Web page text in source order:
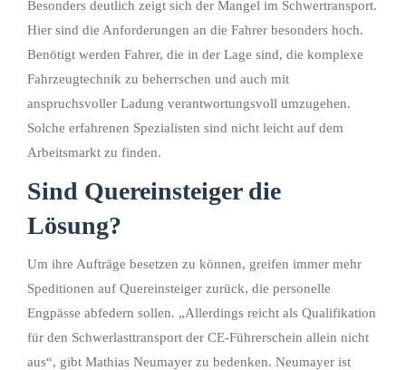
Besonders deutlich zeigt sich der Mangel im Schwertransport.
Hier sind die Anforderungen an die Fahrer besonders hoch.
Benötigt werden Fahrer, die in der Lage sind, die komplexe
Fahrzeugtechnik zu beherrschen und auch mit
anspruchsvoller Ladung verantwortungsvoll umzugehen.
Solche erfahrenen Spezialisten sind nicht leicht auf dem
Arbeitsmarkt zu finden.
Sind Quereinsteiger die
Lösung?
Um ihre Aufträge besetzen zu können, greifen immer mehr
Speditionen auf Quereinsteiger zurück, die personelle
Engpässe abfedern sollen. „Allerdings reicht als Qualifikation
für den Schwerlasttransport der CE-Führerschein allein nicht
aus“, gibt Mathias Neumayer zu bedenken. Neumayer ist